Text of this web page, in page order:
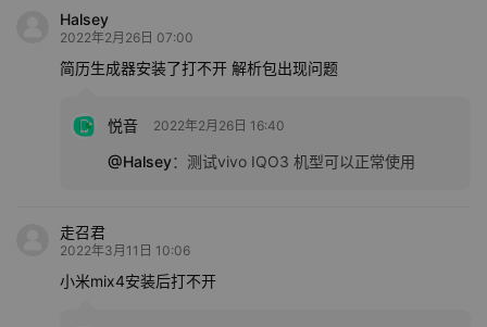
Halsey
2022年2月26日 07:00
简历生成器安装了打不开 解析包出现问题
悦音 2022年2月26日 16:40
@Halsey： 测试vivo IQO3 机型可以正常使用
走召君
2022年3月11日 10:06
小米mix4安装后打不开